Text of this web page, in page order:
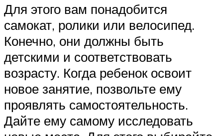
Для этого вам понадобится
самокат, ролики или велосипед.
Конечно, они должны быть
детскими и соответствовать
возрасту. Когда ребенок освоит
новое занятие, позвольте ему
проявлять самостоятельность.
Дайте ему самому исследовать